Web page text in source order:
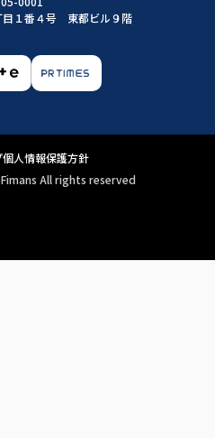
目１番４号 東都ビル９階
個人情報保護方針
All rights reserved